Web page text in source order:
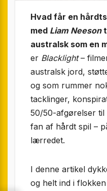
Hvad får en
med Liam Neeson
australsk som en
er Blacklight–
australsk jord,
og som rummer
tacklinger,
50/50-afgørelser
fan af hårdt spil –
lærredet.
I denne artikel
og helt ind i